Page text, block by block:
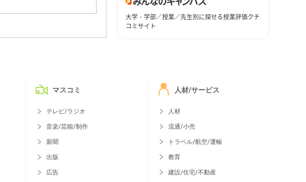
大学・学部／授業／先生別に探せる授業評価クチ
コミサイト
マスコミ
テレビ/ラジオ
音楽/芸能/制作
新聞
出版
広告
人材/サービス
人材
流通/小売
トラベル/航空/運輸
教育
建設/住宅/不動産